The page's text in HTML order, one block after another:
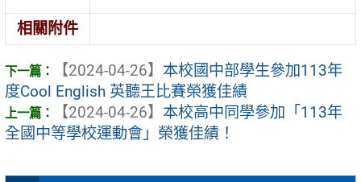
相關附件
【2024-04-26】 本校國中部學生參加113年
度Cool English 英聽王比賽榮獲佳績
【2024-04-26】 本校高中同學參加「113年
全國中等學校運動會」榮獲佳績！